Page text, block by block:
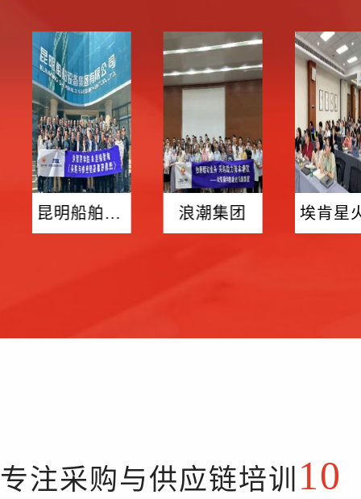
昆明船舶设备集团有限公司 浪潮集团
专注采购与供应链培训 10